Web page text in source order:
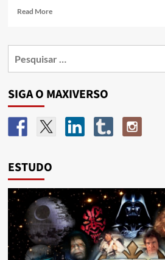
Read More
SIGA O MAXIVERSO
ESTUDO